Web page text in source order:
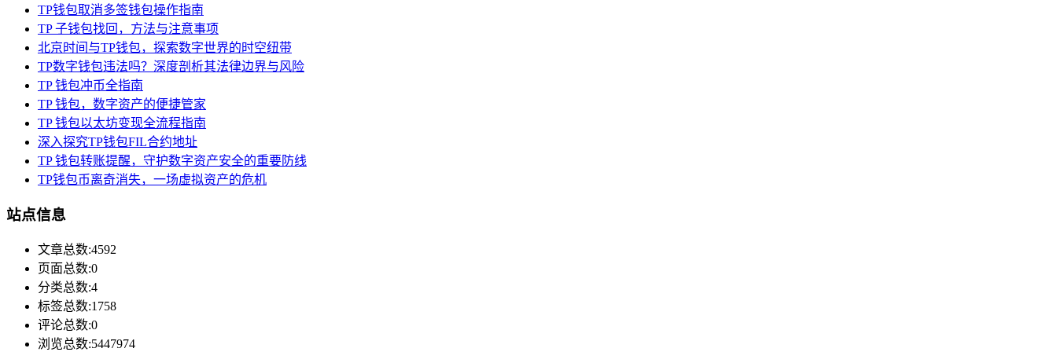
TP钱包取消多签钱包操作指南
TP 子钱包找回，方法与注意事项
北京时间与TP钱包，探索数字世界的时空纽带
TP数字钱包违法吗？深度剖析其法律边界与风险
TP 钱包冲币全指南
TP 钱包，数字资产的便捷管家
TP 钱包以太坊变现全流程指南
深入探究TP钱包FIL合约地址
TP 钱包转账提醒，守护数字资产安全的重要防线
TP钱包币离奇消失，一场虚拟资产的危机
站点信息
文章总数:4592
页面总数:0
分类总数:4
标签总数:1758
评论总数:0
浏览总数:5447974